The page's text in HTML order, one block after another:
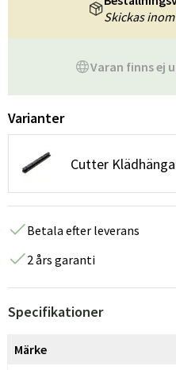
Varan finns ej
Skickas
Varianter
Cutter
Betala efter leverans
2 års garanti
Specifikationer
Märke